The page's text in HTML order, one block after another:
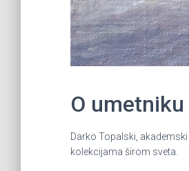
O umetniku
Darko Topalski,
kolekcijama širom sveta.